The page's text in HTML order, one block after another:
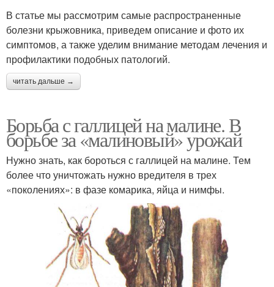
В статье мы рассмотрим самые распространенные
болезни крыжовника, приведем описание и фото их
симптомов, а также уделим внимание методам лечения и
профилактики подобных патологий.
читать дальше →
Борьба с галлицей на малине. В
борьбе за «малиновый» урожай
Нужно знать, как бороться с галлицей на малине. Тем
более что уничтожать нужно вредителя в трех
«поколениях»: в фазе комарика, яйца и нимфы.